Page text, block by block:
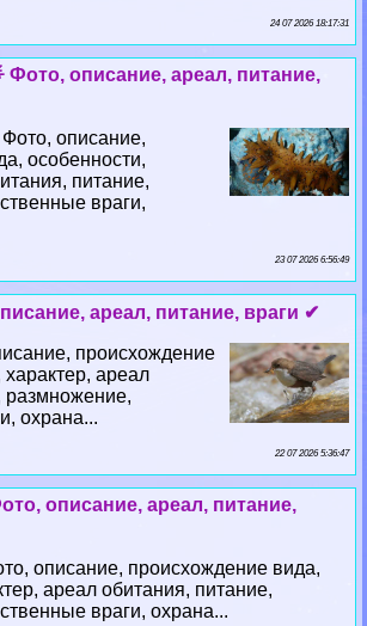
24 07 2026 18:17:31
Фото, описание, ареал, питание,
описание,
особенности,
питание,
враги,
23 07 2026 6:56:49
ареал, питание, враги ✔
происхождение
ареал
размножение,
охрана...
22 07 2026 5:36:47
описание, ареал, питание,
описание, происхождение вида,
ареал обитания, питание,
враги, охрана...